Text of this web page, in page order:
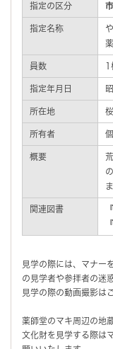
指定の区分
指定名称
員数 1
指定年月日
所在地
所有者
概要
関連図書
見学の際には、マナー
の見学者や参拝者の迷
見学の際の動画撮影は
薬師堂のマキ周辺の地
文化財を見学する際は